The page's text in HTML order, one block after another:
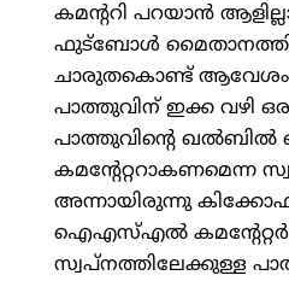
കമന്ററി പറയാന്‍
ഫുട്‌ബോള്‍
ചാരുതകൊണ്ട് ആവേശം
പാത്തുവിന് ഇക്ക വഴി
പാത്തുവിന്റെ ഖല്‍ബില്‍
കമന്റേറ്ററാകണമെന്ന
അന്നായിരുന്നു
ഐഎസ്എല്‍ കമന്റേറ്റര്‍
സ്വപ്നത്തിലേക്കുള്ള